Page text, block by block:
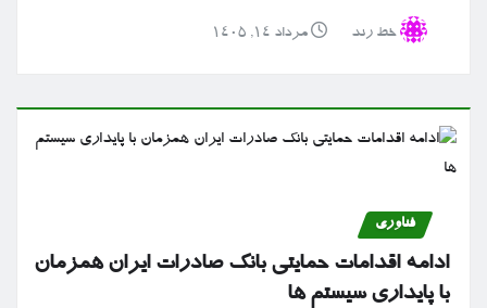
خط رند مرداد ۱۴, ۱۴۰۵
فناوری
ادامه اقدامات حمایتی بانک صادرات ایران همزمان
با پایداری سیستم ها